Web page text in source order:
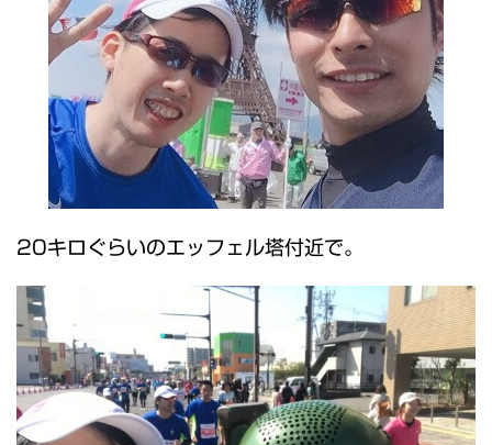
20キロぐらいのエッフェル塔付近で。